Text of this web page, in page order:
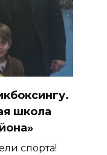
школа
спорта!